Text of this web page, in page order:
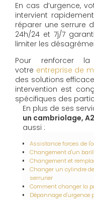
En cas d’urgence,
intervient
réparer une serrure
24h/24 et 7j/7
limiter les
Pour renforcer
votre entreprise de
des solutions
intervention est
spécifiques des
En plus de ses
un cambriolage,
aussi :
Assistance forces de
Changement d'un
Changement et
Changer un cylindre
serrurier
Comment changer la
Dépannage d'urgence